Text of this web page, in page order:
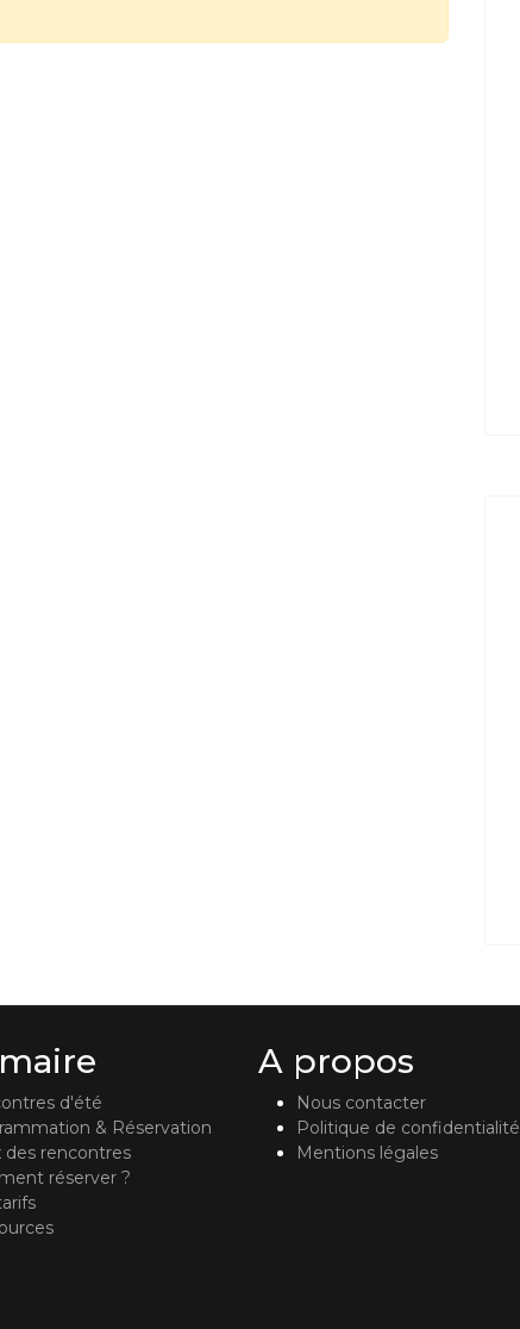
d'été
& Réservation
des rencontres
réserver ?
A propos
Nous contacter
Politique de confidentialité
Mentions légales